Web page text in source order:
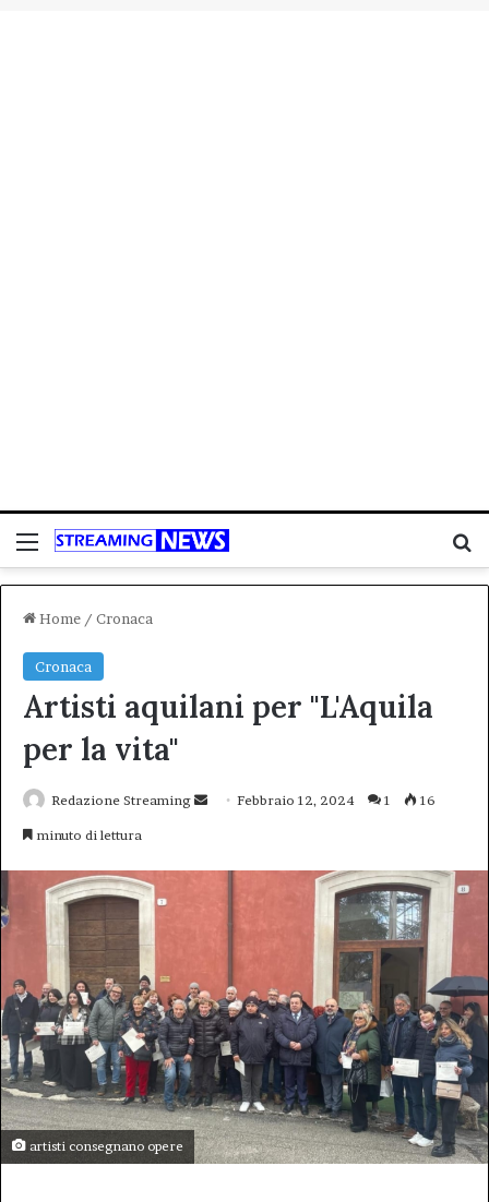
Menu
Home / Cronaca
Cronaca
Artisti aquilani per "L'Aquila
per la vita"
Redazione Streaming
InviaFebbraio 12, 2024 1 16
minuto di lettura
artisti consegnano opere